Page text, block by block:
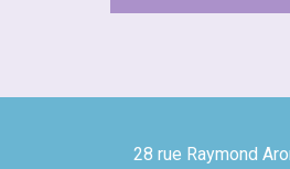
28 rue Raymond